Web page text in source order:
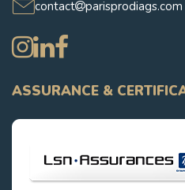
contact parisprodiags.com
ASSURANCE &